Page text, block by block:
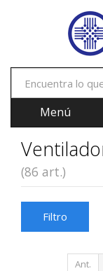
Menú
(86 art.)
Filtro
Ant.